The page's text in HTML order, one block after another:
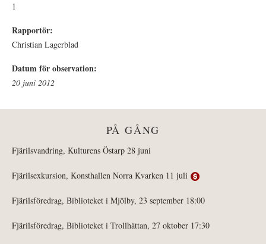
1
Rapportör:
Christian Lagerblad
Datum för observation:
20 juni 2012
PÅ GÅNG
Fjärilsvandring, Kulturens Östarp 28 juni
Fjärilsexkursion, Konsthallen Norra Kvarken 11 juli
Fjärilsföredrag, Biblioteket i Mjölby, 23 september 18:00
Fjärilsföredrag, Biblioteket i Trollhättan, 27 oktober 17:30